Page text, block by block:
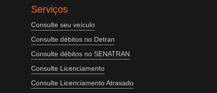
Serviços
Consulte seu veículo
Consulte débitos no Detran
Consulte débitos no SENATRAN
Consulte Licenciamento
Consulte Licenciamento Atrasado